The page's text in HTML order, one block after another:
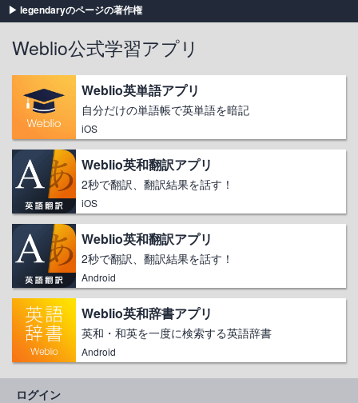
legendaryのページの著作権
Weblio公式学習アプリ
Weblio英単語アプリ
自分だけの単語帳で英単語を暗記
iOS
Weblio英和翻訳アプリ
2秒で翻訳、翻訳結果を話す！
iOS
Weblio英和翻訳アプリ
2秒で翻訳、翻訳結果を話す！
Android
Weblio英和辞書アプリ
英和・和英を一度に検索する英語辞書
Android
ログイン